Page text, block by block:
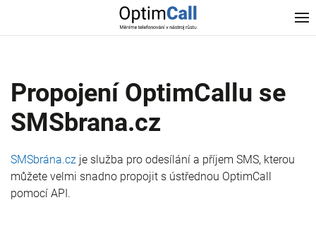
Propojení OptimCallu se
SMSbrana.cz
SMSbrána.cz je služba pro odesílání a příjem SMS, kterou
můžete velmi snadno propojit s ústřednou OptimCall
pomocí API.